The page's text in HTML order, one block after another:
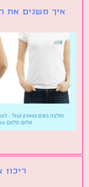
משנים את הכיתוב
ריכוז אתרי